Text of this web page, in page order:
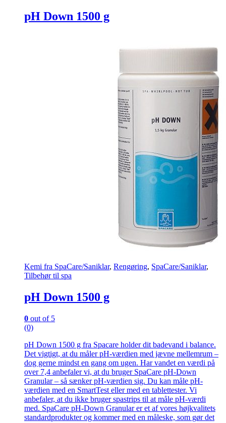
pH Down 1500 g
Kemi fra SpaCare/Saniklar, Rengøring, SpaCare/Saniklar,
Tilbehør til spa
pH Down 1500 g
0 out of 5
(0)
pH Down 1500 g fra Spacare holder dit badevand i balance.
Det vigtigt, at du måler pH-værdien med jævne mellemrum –
dog gerne mindst en gang om ugen. Har vandet en værdi på
over 7,4 anbefaler vi, at du bruger SpaCare pH-Down
Granular – så sænker pH-værdien sig. Du kan måle pH-
værdien med en SmartTest eller med en tablettester. Vi
anbefaler, at du ikke bruger spastrips til at måle pH-værdi
med. SpaCare pH-Down Granular er et af vores højkvalitets
standardprodukter og kommer med en måleske, som gør det